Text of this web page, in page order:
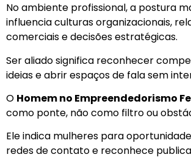
No ambiente profissional, a postura
influencia culturas organizacionais,
comerciais e decisões estratégicas.
Ser aliado significa reconhecer
ideias e abrir espaços de fala sem
O Homem no Empreendedorismo
como ponte, não como filtro ou
Ele indica mulheres para
redes de contato e reconhece